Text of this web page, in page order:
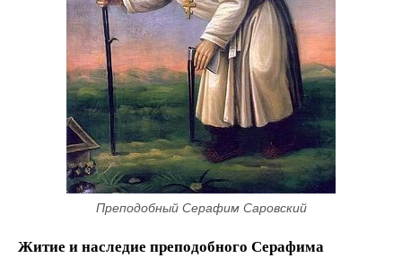
Преподобный Серафим Саровский
Житие и наследие преподобного Серафима